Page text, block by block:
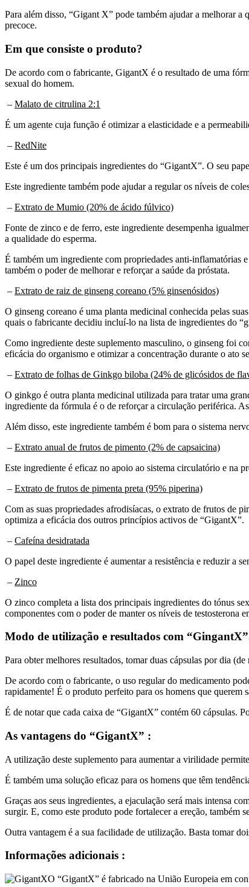
Para além disso, “Gigant X” pode também ajudar a melhorar a
precoce.
Em que consiste o produto?
De acordo com o fabricante, GigantX é o resultado de uma
sexual do homem.
– Malato de citrulina 2:1
É um agente cuja função é otimizar a elasticidade e a
– RedNite
Este é um dos principais ingredientes do “GigantX”. O seu
Este ingrediente também pode ajudar a regular os níveis de
– Extrato de Mumio (20% de ácido fúlvico)
Fonte de zinco e de ferro, este ingrediente desempenha
a qualidade do esperma.
É também um ingrediente com propriedades anti-inflamatórias
também o poder de melhorar e reforçar a saúde da próstata.
– Extrato de raiz de ginseng coreano (5% ginsenósidos)
O ginseng coreano é uma planta medicinal conhecida pelas
quais o fabricante decidiu incluí-lo na lista de ingredientes do
Como ingrediente deste suplemento masculino, o ginseng foi
eficácia do organismo e otimizar a concentração durante o ato
– Extrato de folhas de Ginkgo biloba (24% de glicósidos de
O ginkgo é outra planta medicinal utilizada para tratar uma
ingrediente da fórmula é o de reforçar a circulação periférica.
Além disso, este ingrediente também é bom para o sistema
– Extrato anual de frutos de pimento (2% de capsaicina)
Este ingrediente é eficaz no apoio ao sistema circulatório e na
– Extrato de frutos de pimenta preta (95% piperina)
Com as suas propriedades afrodisíacas, o extrato de frutos de
optimiza a eficácia dos outros princípios activos de “GigantX”.
– Cafeína desidratada
O papel deste ingrediente é aumentar a resistência e reduzir a
– Zinco
O zinco completa a lista dos principais ingredientes do tónus
componentes com o poder de manter os níveis de testosterona
Modo de utilização e resultados com
Para obter melhores resultados, tomar duas cápsulas por dia
De acordo com o fabricante, o uso regular do medicamento
rapidamente! É o produto perfeito para os homens que querem
É de notar que cada caixa de “GigantX” contém 60 cápsulas.
As vantagens do “GigantX” :
A utilização deste suplemento para aumentar a virilidade
É também uma solução eficaz para os homens que têm
Graças aos seus ingredientes, a ejaculação será mais intensa
surgir. E, como este produto pode fortalecer a ereção, também
Outra vantagem é a sua facilidade de utilização. Basta tomar
Informações adicionais :
O “GigantX” é fabricado na União Europeia em